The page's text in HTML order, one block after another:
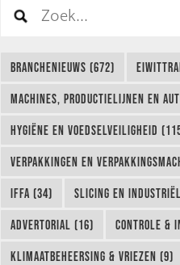
BRANCHENIEUWS (672)
MACHINES, PRODUCTIELIJNEN EN
HYGIËNE EN VOEDSELVEILIGHEID
VERPAKKINGEN EN
IFFA (34) SLICING EN
ADVERTORIAL (16) CONTROLE &
KLIMAATBEHEERSING & VRIEZEN (9)